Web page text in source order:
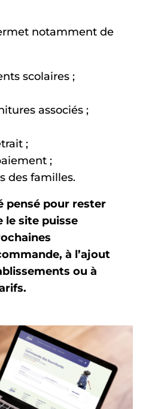
notamment de
scolaires ;
associés ;
;
;
des familles.
pensé pour rester
le site puisse
à l’ajout
ou à